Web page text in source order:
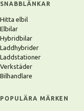
SNABBLÄNKAR
Hitta elbil
Elbilar
Hybridbilar
Laddhybrider
Laddstationer
Verkstäder
Bilhandlare
POPULÄRA MÄRKEN